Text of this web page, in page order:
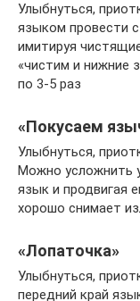
Улыбнуться,
языком провести
имитируя
«чистим и нижние
по 3-5 раз
«Покусаем
Улыбнуться,
Можно усложнить
язык и продвигая
хорошо снимает
«Лопаточка»
Улыбнуться,
передний край